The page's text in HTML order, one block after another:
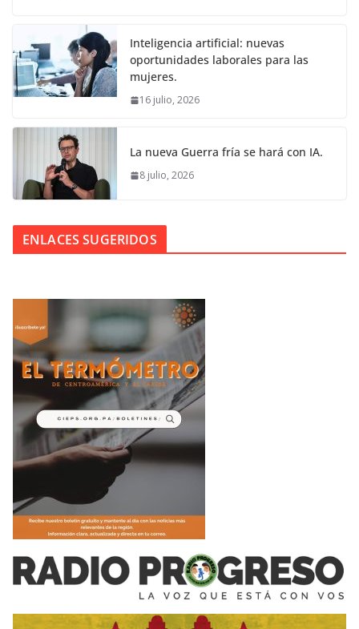
Inteligencia artificial: nuevas
oportunidades laborales para las
mujeres.
16 julio, 2026
La nueva Guerra fría se hará con IA.
8 julio, 2026
ENLACES SUGERIDOS